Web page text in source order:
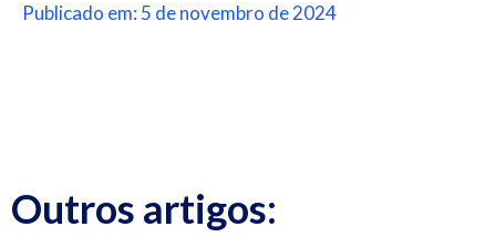
Publicado em: 5 de novembro de 2024
Outros artigos: